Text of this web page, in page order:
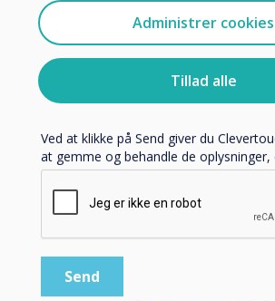
Standing
Partnership with
Republic of
Administrer cookies
Tillad alle
Jeg accepterer at modtage
Clevertouch.
Du kan finde oplysninger om, hvordan
bruger dine personlige oplysninger, i
privatlivspolitik.
Ved at klikke på Send giver du
at gemme og behandle de oplysninger,